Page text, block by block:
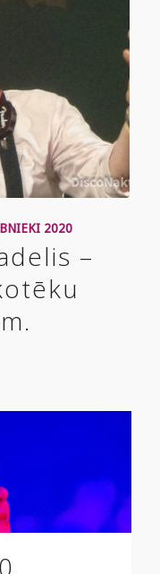
2020
–